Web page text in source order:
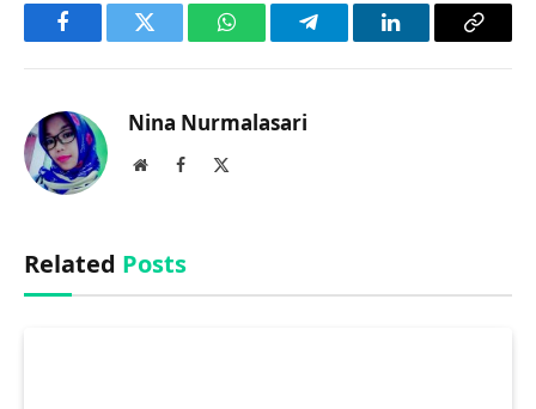
FacebookTwitter WhatsAppTelegramLinkedInCopy
Nina Nurmalasari
WebsiteFacebook
Related Posts